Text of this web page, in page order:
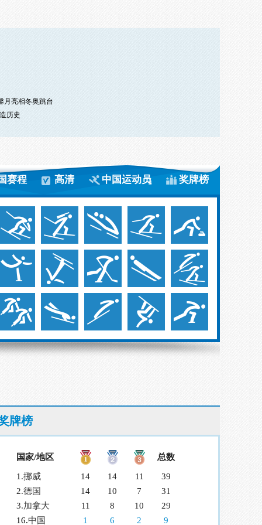
月亮相冬奥跳台
历史
赛程 高清 中国运动员 奖牌榜
牌榜
国家/地区 总数
1.挪威 14 14 11
39
2.德国 14 10 7
31
3.加拿大 11 8 10
29
16.中国 1 6 2 9